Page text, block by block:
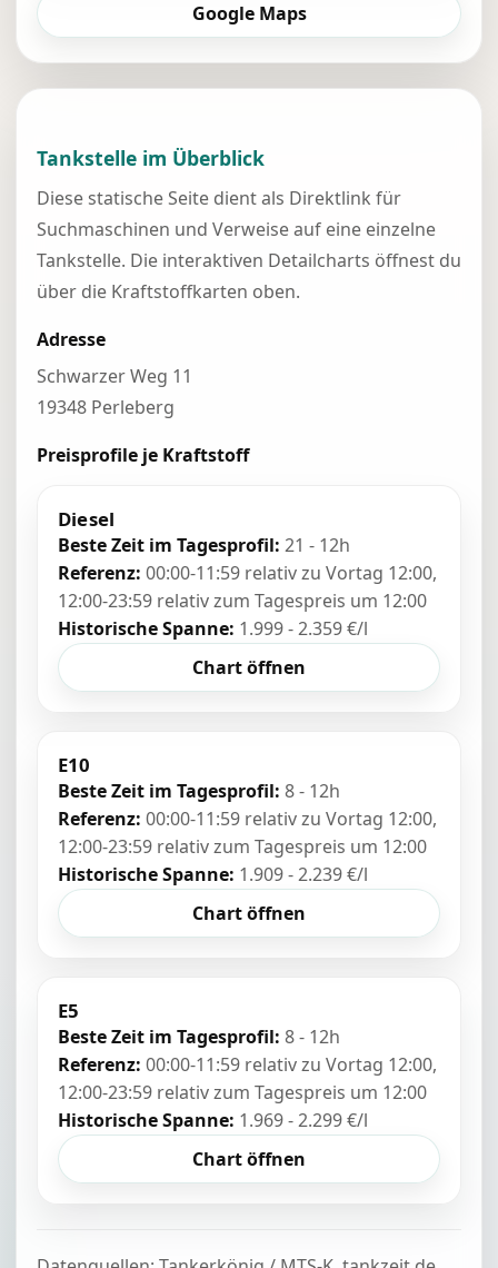
Google Maps
Tankstelle im Überblick
Diese statische Seite dient als Direktlink für
Suchmaschinen und Verweise auf eine einzelne
Tankstelle. Die interaktiven Detailcharts öffnest du
über die Kraftstoffkarten oben.
Adresse
Schwarzer Weg 11
19348 Perleberg
Preisprofile je Kraftstoff
Diesel
Beste Zeit im Tagesprofil: 21 - 12h
Referenz: 00:00-11:59 relativ zu Vortag 12:00,
12:00-23:59 relativ zum Tagespreis um 12:00
Historische Spanne: 1.999 - 2.359 €/l
Chart öffnen
E10
Beste Zeit im Tagesprofil: 8 - 12h
Referenz: 00:00-11:59 relativ zu Vortag 12:00,
12:00-23:59 relativ zum Tagespreis um 12:00
Historische Spanne: 1.909 - 2.239 €/l
Chart öffnen
E5
Beste Zeit im Tagesprofil: 8 - 12h
Referenz: 00:00-11:59 relativ zu Vortag 12:00,
12:00-23:59 relativ zum Tagespreis um 12:00
Historische Spanne: 1.969 - 2.299 €/l
Chart öffnen